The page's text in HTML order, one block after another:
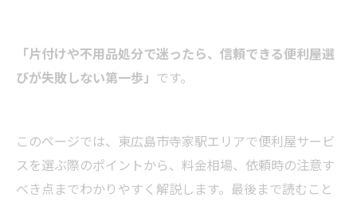
「片付けや不用品処分で迷ったら、信頼できる便利屋選
びが失敗しない第一歩」 です。
このページでは、東広島市寺家駅エリアで便利屋サービ
スを選ぶ際のポイントから、料金相場、依頼時の注意す
べき点までわかりやすく解説します。最後まで読むこと